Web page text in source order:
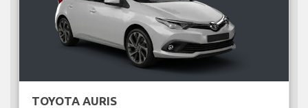
TOYOTA AURIS